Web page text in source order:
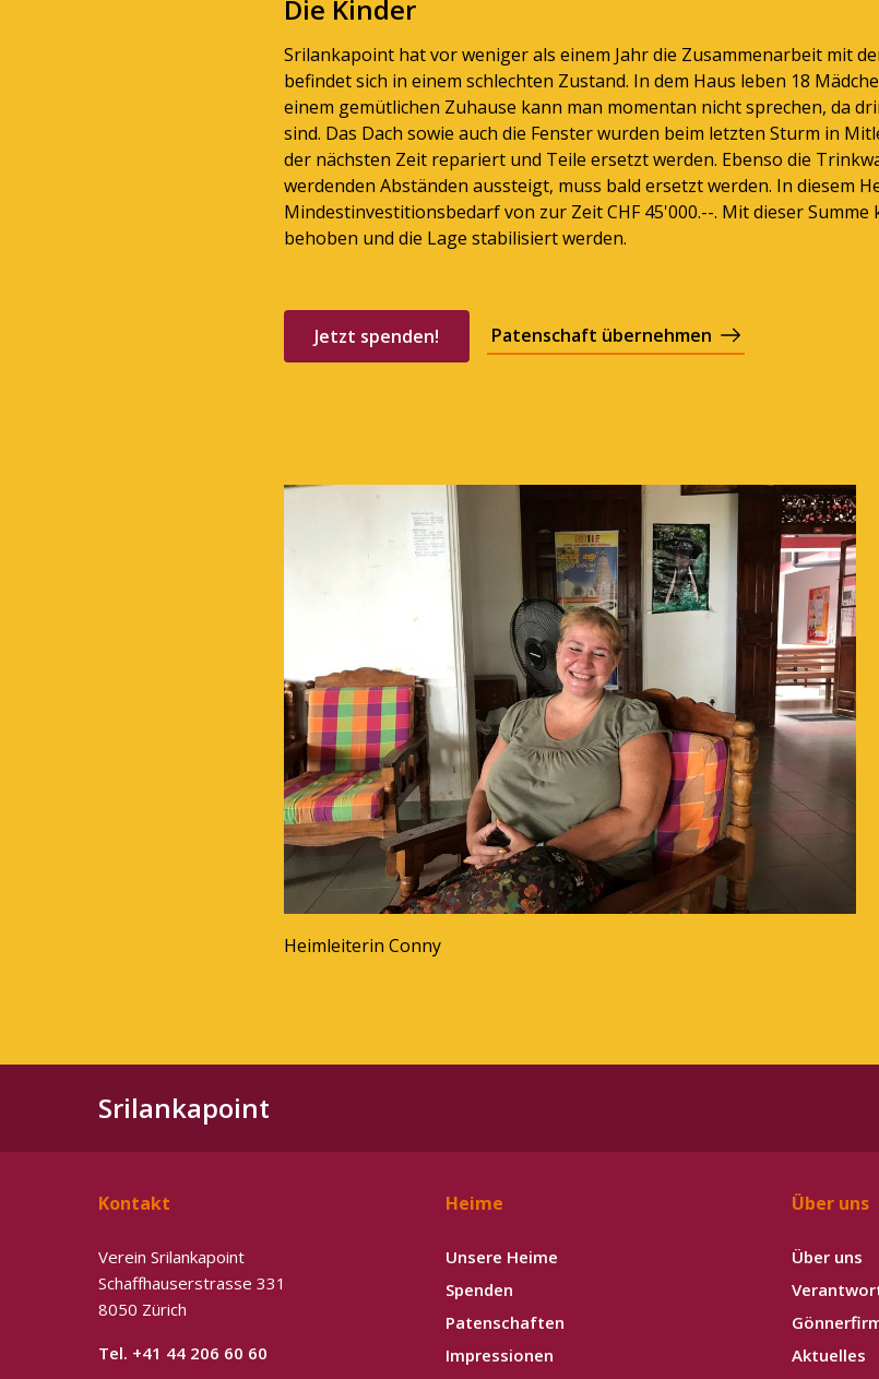
Die Kinder
Srilankapoint hat vor weniger als einem Jahr die Zusammenarbeit mit
befindet sich in einem schlechten Zustand. In dem Haus leben 18
einem gemütlichen Zuhause kann man momentan nicht sprechen, da
sind. Das Dach sowie auch die Fenster wurden beim letzten Sturm in
der nächsten Zeit repariert und Teile ersetzt werden. Ebenso die
werdenden Abständen aussteigt, muss bald ersetzt werden. In diesem
Mindestinvestitionsbedarf von zur Zeit CHF 45'000.--. Mit dieser Summe
behoben und die Lage stabilisiert werden.
Jetzt spenden! Patenschaft übernehmen
Heimleiterin Conny
Srilankapoint
Kontakt
Verein Srilankapoint
Schaffhauserstrasse 331
8050 Zürich
Tel. +41 44 206 60 60
Heime
Unsere Heime
Spenden
Patenschaften
Impressionen
Über uns
Über uns
Aktuelles